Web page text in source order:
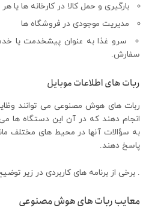
بارگیری و حمل کالا در کارخانه ها یا
مدیریت موجودی در فروشگاه ها
سرو غذا به عنوان پیشخدمت یا
سفارش.
ربات های اطلاعات موبایل
ربات های هوش مصنوعی می توانند
انجام دهند که در آن این دستگاه ها
به سؤالات آنها در محیط های مختلف
پاسخ دهند.
. برخی از برنامه های کاربردی در زیر
معایب ربات های هوش مصنوعی